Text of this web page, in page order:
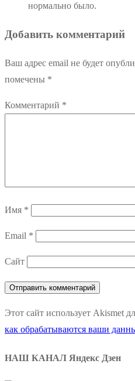
нормально было.
Добавить комментарий
Ваш адрес email не будет
помечены *
Комментарий *
Имя *
Email *
Сайт
Этот сайт использует Akismet
как обрабатываются ваши
НАШ КАНАЛ Яндекс Дзен